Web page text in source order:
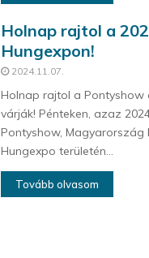
Holnap rajtol a
Hungexpon!
2024.11.07.
Holnap rajtol a Pontyshow
várják! Pénteken, azaz
Pontyshow,
Hungexpo területén...
Tovább olvasom